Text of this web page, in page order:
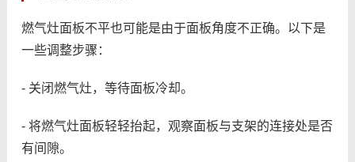
燃气灶面板不平也可能是由于面板角度不正确。以下是
一些调整步骤：
- 关闭燃气灶，等待面板冷却。
- 将燃气灶面板轻轻抬起，观察面板与支架的连接处是否
有间隙。